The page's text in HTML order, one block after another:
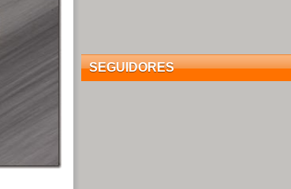
SEGUIDORES